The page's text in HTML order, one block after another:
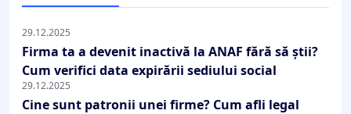
29.12.2025
Firma ta a devenit inactivă la ANAF fără să știi?
Cum verifici data expirării sediului social
29.12.2025
Cine sunt patronii unei firme? Cum afli legal